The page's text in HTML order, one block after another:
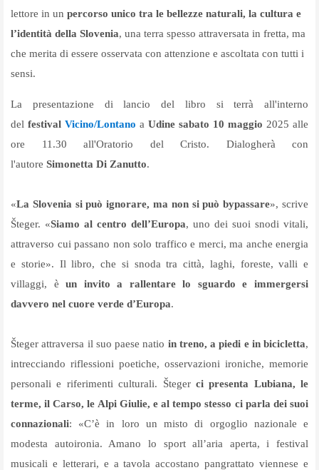
lettore in un percorso unico tra le bellezze naturali, la cultura e
l’identità della Slovenia, una terra spesso attraversata in fretta, ma
che merita di essere osservata con attenzione e ascoltata con tutti i
sensi.
La presentazione di lancio del libro si terrà all'interno
del festival Vicino/Lontano a Udine sabato 10 maggio 2025 alle
ore 11.30 all'Oratorio del Cristo. Dialogherà con
l'autore Simonetta Di Zanutto.
«La Slovenia si può ignorare, ma non si può bypassare», scrive
Šteger. «Siamo al centro dell’Europa, uno dei suoi snodi vitali,
attraverso cui passano non solo traffico e merci, ma anche energia
e storie». Il libro, che si snoda tra città, laghi, foreste, valli e
villaggi, èun invito a rallentare lo sguardo e immergersi
davvero nel cuore verde d’Europa.
Šteger attraversa il suo paese natio in treno, a piedi e in bicicletta,
intrecciando riflessioni poetiche, osservazioni ironiche, memorie
personali e riferimenti culturali. Šteger ci presenta Lubiana, le
terme, il Carso, le Alpi Giulie, e al tempo stesso ci parla dei suoi
connazionali: «C’è in loro un misto di orgoglio nazionale e
modesta autoironia. Amano lo sport all’aria aperta, i festival
musicali e letterari, e a tavola accostano pangrattato viennese e